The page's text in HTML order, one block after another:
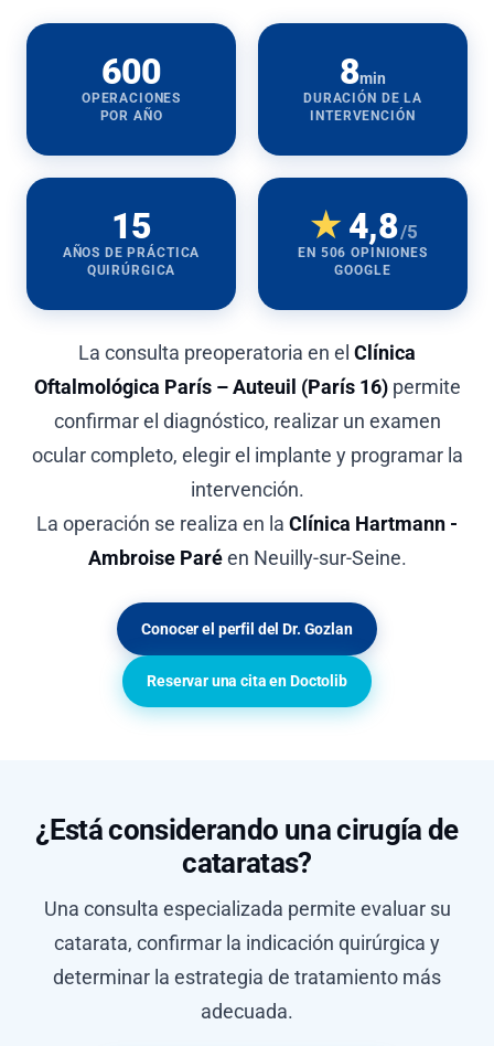
600
OPERACIONES
POR AÑO
8min
DURACIÓN DE LA
INTERVENCIÓN
15
AÑOS DE PRÁCTICA
QUIRÚRGICA
★ 4,8/5
EN 506 OPINIONES
GOOGLE
La consulta preoperatoria en el Clínica
Oftalmológica París – Auteuil (París 16)permite
confirmar el diagnóstico, realizar un examen
ocular completo, elegir el implante y programar la
intervención.
La operación se realiza en la Clínica Hartmann -
Ambroise Paréen Neuilly-sur-Seine.
Conocer el perfil del Dr. Gozlan
Reservar una cita en Doctolib
¿Está considerando una cirugía de
cataratas?
Una consulta especializada permite evaluar su
catarata, confirmar la indicación quirúrgica y
determinar la estrategia de tratamiento más
adecuada.